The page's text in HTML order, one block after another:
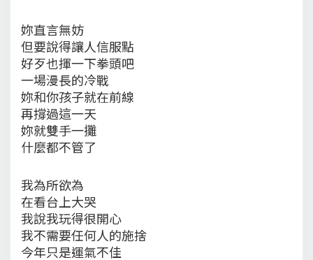
妳直言無妨
但要說得讓人信服點
好歹也揮一下拳頭吧
一場漫長的冷戰
妳和你孩子就在前線
再撐過這一天
妳就雙手一攤
什麼都不管了
我為所欲為
在看台上大哭
我說我玩得很開心
我不需要任何人的施捨
今年只是運氣不佳